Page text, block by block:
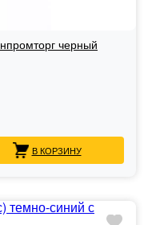
черный
В КОРЗИНУ